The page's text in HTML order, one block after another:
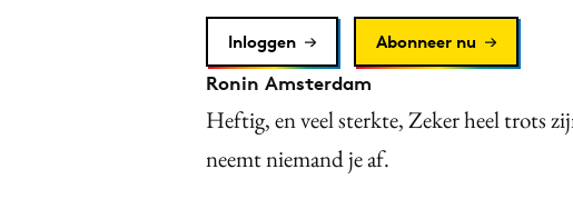
Inloggen Abonneer nu
Ronin Amsterdam
Heftig, en veel sterkte, Zeker heel trots
neemt niemand je af.